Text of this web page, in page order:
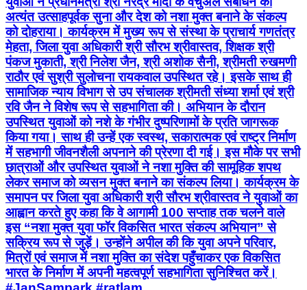
अत्यंत उत्साहपूर्वक सुना और देश को नशा मुक्त बनाने के संकल्प
को दोहराया। कार्यक्रम में मुख्य रूप से संस्था के प्राचार्य गणतंत्र
मेहता, जिला युवा अधिकारी श्री सौरभ श्रीवास्तव, शिक्षक श्री
पंकज मुकाती, श्री निलेश जैन, श्री अशोक सैनी, श्रीमती रुखमणी
राठौर एवं सुश्री सुलोचना रायकवाल उपस्थित रहे। इसके साथ ही
सामाजिक न्याय विभाग से उप संचालक श्रीमती संध्या शर्मा एवं श्री
रवि जैन ने विशेष रूप से सहभागिता की। अभियान के दौरान
उपस्थित युवाओं को नशे के गंभीर दुष्परिणामों के प्रति जागरूक
किया गया। साथ ही उन्हें एक स्वस्थ, सकारात्मक एवं राष्ट्र निर्माण
में सहभागी जीवनशैली अपनाने की प्रेरणा दी गई। इस मौके पर सभी
छात्राओं और उपस्थित युवाओं ने नशा मुक्ति की सामूहिक शपथ
लेकर समाज को व्यसन मुक्त बनाने का संकल्प लिया। कार्यक्रम के
समापन पर जिला युवा अधिकारी श्री सौरभ श्रीवास्तव ने युवाओं का
आह्वान करते हुए कहा कि वे आगामी 100 सप्ताह तक चलने वाले
इस “नशा मुक्त युवा फॉर विकसित भारत संकल्प अभियान” से
सक्रिय रूप से जुड़ें। उन्होंने अपील की कि युवा अपने परिवार,
मित्रों एवं समाज में नशा मुक्ति का संदेश पहुँचाकर एक विकसित
भारत के निर्माण में अपनी महत्वपूर्ण सहभागिता सुनिश्चित करें।